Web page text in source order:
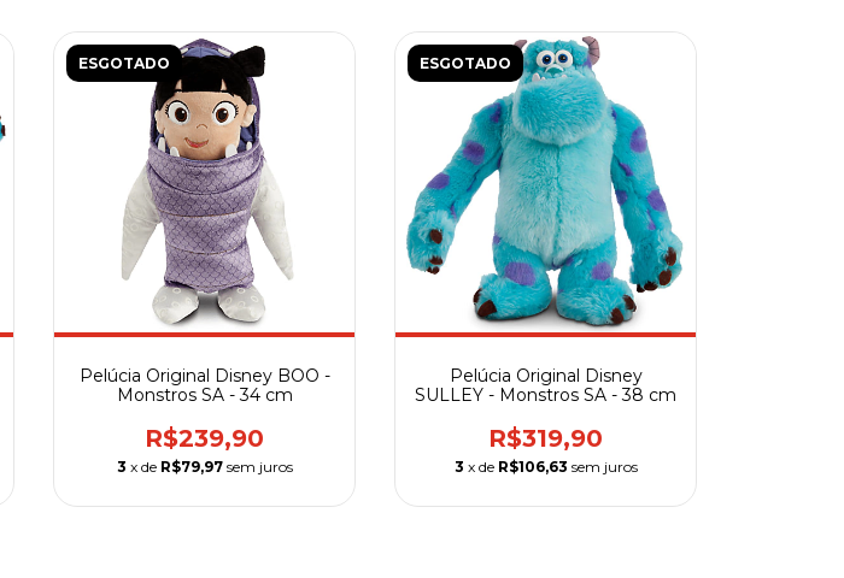
ESGOTADO
Pelúcia Original Disney BOO -
Monstros SA - 34 cm
R$239,90
3 x de R$79,97 sem juros
ESGOTADO
Pelúcia Original Disney
SULLEY - Monstros SA - 38 cm
R$319,90
3 x de R$106,63 sem juros